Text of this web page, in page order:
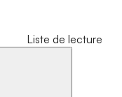
Liste de lecture